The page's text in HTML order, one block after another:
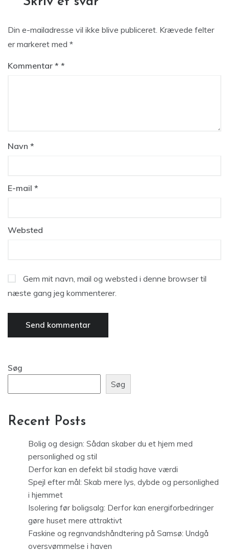
Din e-mailadresse vil ikke blive publiceret. Krævede felter
er markeret med *
Kommentar *
Navn *
E-mail *
Websted
Gem mit navn, mail og websted i denne browser til
næste gang jeg kommenterer.
Søg
Søg
Recent Posts
Bolig og design: Sådan skaber du et hjem med
personlighed og stil
Derfor kan en defekt bil stadig have værdi
Spejl efter mål: Skab mere lys, dybde og personlighed
i hjemmet
Isolering før boligsalg: Derfor kan energiforbedringer
gøre huset mere attraktivt
Faskine og regnvandshåndtering på Samsø: Undgå
oversvømmelse i haven